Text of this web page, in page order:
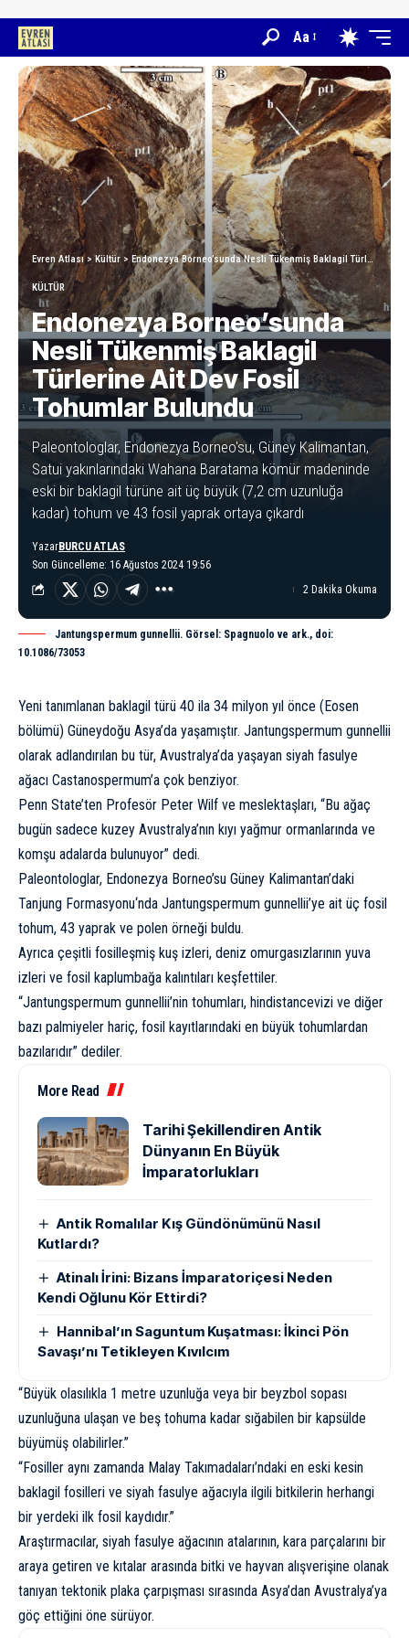
Aa
Evren Atlası>Kültür > Endonezya Borneo’sunda Nesli Tükenmiş Baklagil Türlerine Ait Dev Fosil Tohumlar Bulundu
KÜLTÜR
Endonezya Borneo’sunda
Nesli Tükenmiş Baklagil
Türlerine Ait Dev Fosil
Tohumlar Bulundu
Paleontologlar, Endonezya Borneo'su, Güney Kalimantan,
Satui yakınlarındaki Wahana Baratama kömür madeninde
eski bir baklagil türüne ait üç büyük (7,2 cm uzunluğa
kadar) tohum ve 43 fosil yaprak ortaya çıkardı
Son Güncelleme: 16 Ağustos 2024 19:56
YazarBURCU ATLAS
2 Dakika Okuma
Jantungspermum gunnellii. Görsel: Spagnuolo ve ark., doi:
10.1086/73053
Yeni tanımlanan baklagil türü 40 ila 34 milyon yıl önce (Eosen
bölümü) Güneydoğu Asya’da yaşamıştır. Jantungspermum gunnellii
olarak adlandırılan bu tür, Avustralya’da yaşayan siyah fasulye
ağacı Castanospermum’a çok benziyor.
Penn State’ten Profesör Peter Wilf ve meslektaşları, “Bu ağaç
bugün sadece kuzey Avustralya’nın kıyı yağmur ormanlarında ve
komşu adalarda bulunuyor” dedi.
Paleontologlar, Endonezya Borneo’su Güney Kalimantan’daki
Tanjung Formasyonu‘nda Jantungspermum gunnellii’ye ait üç fosil
tohum, 43 yaprak ve polen örneği buldu.
Ayrıca çeşitli fosilleşmiş kuş izleri, deniz omurgasızlarının yuva
izleri ve fosil kaplumbağa kalıntıları keşfettiler.
“Jantungspermum gunnellii’nin tohumları, hindistancevizi ve diğer
bazı palmiyeler hariç, fosil kayıtlarındaki en büyük tohumlardan
bazılarıdır” dediler.
More Read
Tarihi Şekillendiren Antik
Dünyanın En Büyük
İmparatorlukları
Antik Romalılar Kış Gündönümünü Nasıl
Kutlardı?
Atinalı İrini: Bizans İmparatoriçesi Neden
Kendi Oğlunu Kör Ettirdi?
Hannibal’ın Saguntum Kuşatması: İkinci Pön
Savaşı’nı Tetikleyen Kıvılcım
“Büyük olasılıkla 1 metre uzunluğa veya bir beyzbol sopası
uzunluğuna ulaşan ve beş tohuma kadar sığabilen bir kapsülde
büyümüş olabilirler.”
“Fosiller aynı zamanda Malay Takımadaları’ndaki en eski kesin
baklagil fosilleri ve siyah fasulye ağacıyla ilgili bitkilerin herhangi
bir yerdeki ilk fosil kaydıdır.”
Araştırmacılar, siyah fasulye ağacının atalarının, kara parçalarını bir
araya getiren ve kıtalar arasında bitki ve hayvan alışverişine olanak
tanıyan tektonik plaka çarpışması sırasında Asya’dan Avustralya’ya
göç ettiğini öne sürüyor.